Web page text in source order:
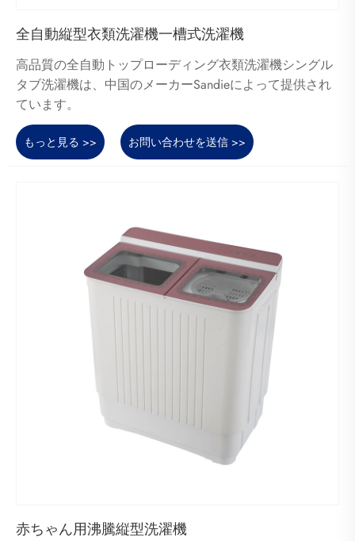
全自動縦型衣類洗濯機一槽式洗濯機
高品質の全自動トップローディング衣類洗濯機シングル
タブ洗濯機は、中国のメーカーSandieによって提供され
ています。
もっと見る >> お問い合わせを送信 >>
赤ちゃん用沸騰縦型洗濯機